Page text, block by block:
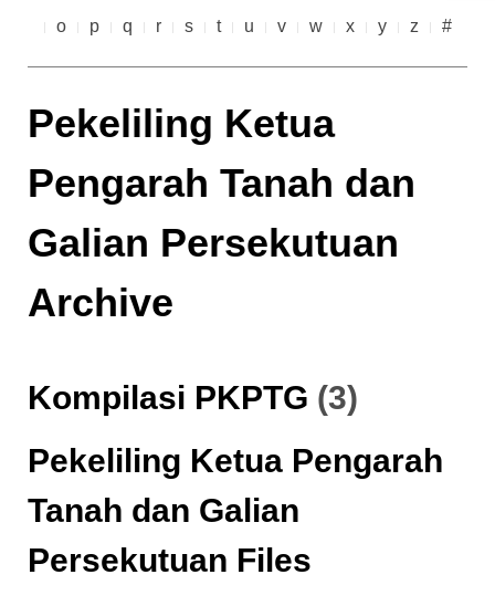
o
p q r s t u v w x y z #
Pekeliling Ketua
Pengarah Tanah dan
Galian Persekutuan
Archive
Kompilasi PKPTG (3)
Pekeliling Ketua Pengarah
Tanah dan Galian
Persekutuan Files